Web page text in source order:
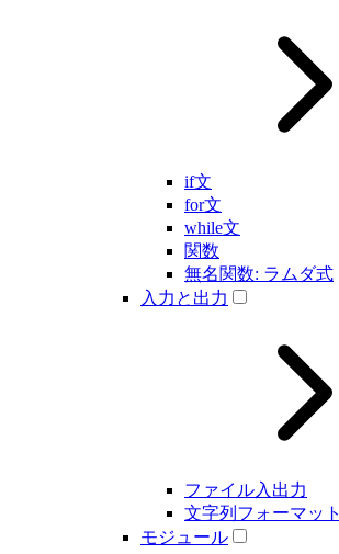
if文
for文
while文
関数
無名関数: ラムダ式
入力と出力
ファイル入出力
文字列フォーマット
モジュール